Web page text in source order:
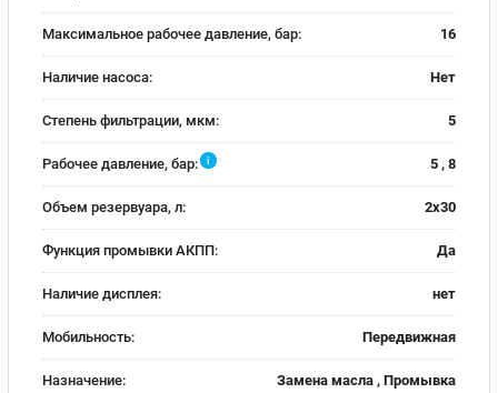
Максимальное рабочее давление, бар: 16
Наличие насоса: Нет
Степень фильтрации, мкм: 5
Рабочее давление, бар: i 5 , 8
Объем резервуара, л: 2х30
Функция промывки АКПП: Да
Наличие дисплея: нет
Мобильность: Передвижная
Назначение: Замена масла , Промывка